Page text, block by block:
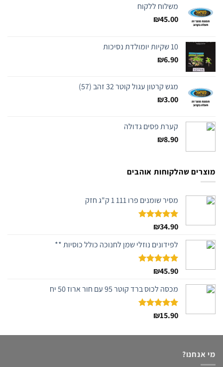
משלוח ללקוח
₪45.00
10 שקיות יומולדת נסיכות
₪6.90
מגש קרטון עגול קוטר 32 זהב (57)
₪3.00
קערת פסים גדולה
₪8.90
מוצרים שהלקוחות אוהבים
מסיר שומנים פרו 111 1 ק"ג חזק
דורג5.00
₪34.90
לפידונים נוזלי שמן לחנוכה כולל כוסיות **
דורג5.00
₪45.90
מכסה לכוס ברד קוטר 95 עם חור ארוז 50 יח
דורג5.00
₪15.90
מי אנחנו?